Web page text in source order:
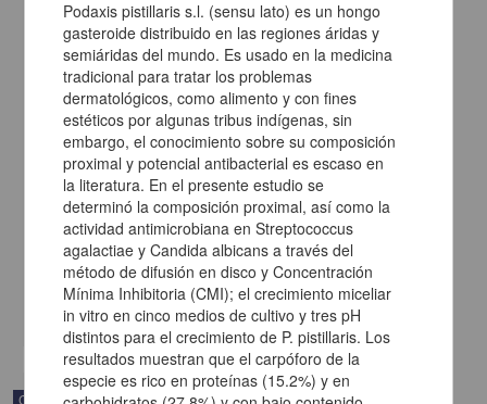
Carta de Francisco Martínez Baca a Francisco I. Madero
felicitándolo por el triunfo de la causa
Martínez Baca, Francisco
[sin fecha]
Multidisciplina
Correspondencia postal
Podaxis pistillaris s.l. (sensu lato) es un hongo
gasteroide distribuido en las regiones áridas y
semiáridas del mundo. Es usado en la medicina
tradicional para tratar los problemas
dermatológicos, como alimento y con fines
estéticos por algunas tribus indígenas, sin
embargo, el conocimiento sobre su composición
proximal y potencial antibacterial es escaso en
la literatura. En el presente estudio se
determinó la composición proximal, así como la
actividad antimicrobiana en Streptococcus
agalactiae y Candida albicans a través del
método de difusión en disco y Concentración
Mínima Inhibitoria (CMI); el crecimiento miceliar
in vitro en cinco medios de cultivo y tres pH
distintos para el crecimiento de P. pistillaris. Los
resultados muestran que el carpóforo de la
especie es rico en proteínas (15.2%) y en